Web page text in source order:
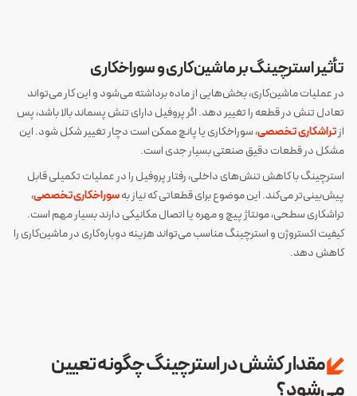
تأثیر استرچینگ بر ماشین‌کاری و سوراخکاری
در عملیات ماشین‌کاری، بخش‌هایی از ماده برداشته می‌شود و این کار می‌تواند
تعادل تنش در قطعه را تغییر دهد. اگر پروفیل دارای تنش پسماند بالا باشد، پس
ازتراشکاریتخصصی، سوراخکاری یا پانچ ممکن است دچار تغییر شکل شود. این
مشکل در قطعات دقیق صنعتی بسیار جدی است.
استرچینگ با کاهش تنش‌های داخلی، رفتار پروفیل را در عملیات تکمیلی قابل
پیش‌بینی‌تر می‌کند. این موضوع برای قطعاتی که نیاز بهسوراخکاری تخصصی،
تراشکاری سطحی، مونتاژ پیچ و مهره یا اتصال مکانیکی دارند بسیار مهم است.
کیفیت اکستروژن و استرچینگ مناسب می‌تواند هزینه دوباره‌کاری در ماشین‌کاری را
کاهش دهد.
مقدار کشش در استرچینگ چگونه تعیین
می‌شود؟